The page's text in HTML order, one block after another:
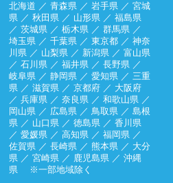
北海道 ／ 青森県／ 岩手県／ 宮城
県／ 秋田県／ 山形県／ 福島県
／ 茨城県／ 栃木県／ 群馬県／
埼玉県／ 千葉県／ 東京都／ 神奈
川県／ 山梨県／ 新潟県／ 富山県
／ 石川県／ 福井県／ 長野県／
岐阜県／ 静岡県／ 愛知県／ 三重
県／ 滋賀県／ 京都府／ 大阪府
／ 兵庫県／ 奈良県／ 和歌山県／
岡山県／ 広島県／ 鳥取県／ 島根
県／ 山口県／ 徳島県／ 香川県
／ 愛媛県／ 高知県／ 福岡県／
佐賀県／ 長崎県／ 熊本県／ 大分
県／ 宮崎県／ 鹿児島県／ 沖縄
県※一部地域除く